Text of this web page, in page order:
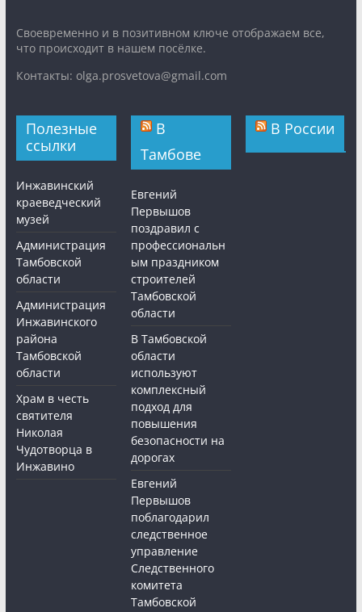
Cвоевременно и в позитивном ключе отображаем все,
что происходит в нашем посёлке.
Контакты: olga.prosvetova@gmail.com
Полезные
ссылки
Инжавинский
краеведческий
музей
Администрация
Тамбовской
области
Администрация
Инжавинского
района
Тамбовской
области
Храм в честь
святителя
Николая
Чудотворца в
Инжавино
В
Тамбове
Евгений
Первышов
поздравил с
профессиональн
ым праздником
строителей
Тамбовской
области
В Тамбовской
области
используют
комплексный
подход для
повышения
безопасности на
дорогах
Евгений
Первышов
поблагодарил
следственное
управление
Следственного
комитета
Тамбовской
В России